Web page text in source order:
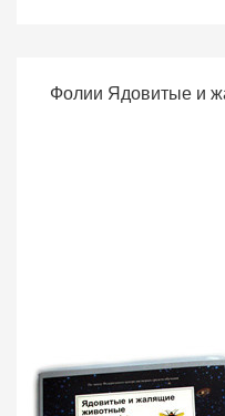
Фолии Ядовитые и